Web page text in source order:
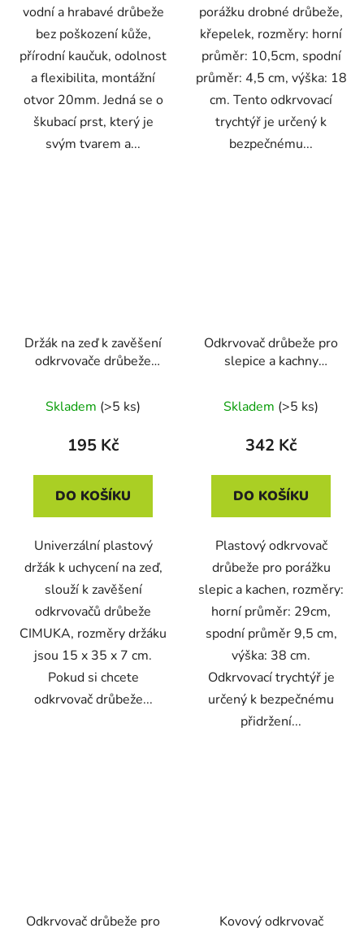
vodní a hrabavé drůbeže
bez poškození kůže,
přírodní kaučuk, odolnost
a flexibilita, montážní
otvor 20mm. Jedná se o
škubací prst, který je
svým tvarem a...
porážku drobné drůbeže,
křepelek, rozměry: horní
průměr: 10,5cm, spodní
průměr: 4,5 cm, výška: 18
cm. Tento odkrvovací
trychtýř je určený k
bezpečnému...
Držák na zeď k zavěšení
odkrvovače drůbeže
HNG01
Skladem (>5 ks)
195 Kč
DO KOŠÍKU
Univerzální plastový
držák k uchycení na zeď,
slouží k zavěšení
odkrvovačů drůbeže
CIMUKA, rozměry držáku
jsou 15 x 35 x 7 cm.
Pokud si chcete
odkrvovač drůbeže...
Odkrvovač drůbeže pro
slepice a kachny
Skladem (>5 ks)
342 Kč
DO KOŠÍKU
Plastový odkrvovač
drůbeže pro porážku
slepic a kachen, rozměry:
horní průměr: 29cm,
spodní průměr 9,5 cm,
výška: 38 cm.
Odkrvovací trychtýř je
určený k bezpečnému
přidržení...
Odkrvovač drůbeže pro Kovový odkrvovač